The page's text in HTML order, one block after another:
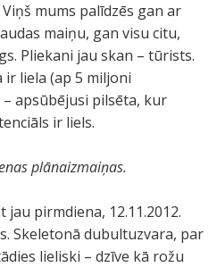
mums palīdzēs gan ar
maiņu, gan visu citu,
Pliekani jau skan – tūrists.
ir liela (ap 5 miljoni
apsūbējusi pilsēta, kur
ir liels.
plānaizmaiņas.
pirmdiena, 12.11.2012.
Skeletonā dubultuzvara, par
lieliski – dzīve kā rožu